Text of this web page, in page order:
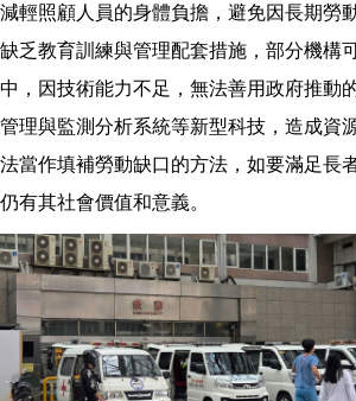
減輕照顧人員的身體負擔，避免因長期勞
缺乏教育訓練與管理配套措施，部分機構
中，因技術能力不足，無法善用政府推動
管理與監測分析系統等新型科技，造成資
法當作填補勞動缺口的方法，如要滿足長
仍有其社會價值和意義。